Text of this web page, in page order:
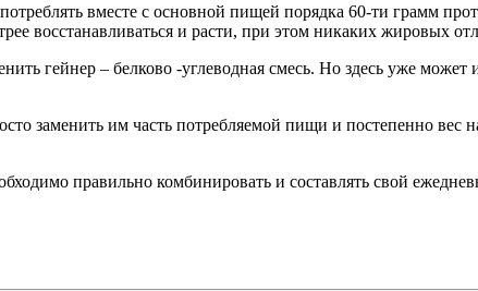
вместе с основной пищей порядка 60-ти грамм
восстанавливаться и расти, при этом никаких жировых
гейнер – белково -углеводная смесь. Но здесь уже
заменить им часть потребляемой пищи и постепенно
правильно комбинировать и составлять свой